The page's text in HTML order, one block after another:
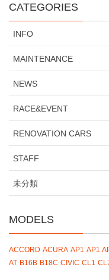
CATEGORIES
INFO
MAINTENANCE
NEWS
RACE&EVENT
RENOVATION CARS
STAFF
未分類
MODELS
ACCORD ACURA AP1
AT B16B B18C CIVIC CL1